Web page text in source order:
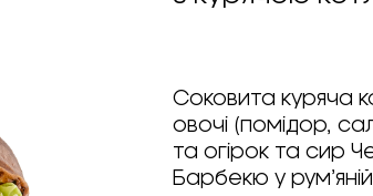
Соковита куряча
овочі (помідор,
та огірок та сир
Барбекю у